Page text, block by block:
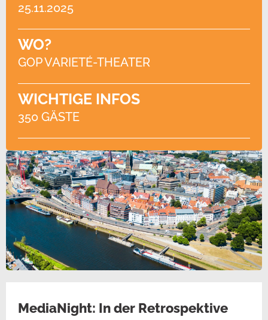
25.11.2025
WO?
GOP VARIETÉ-THEATER
WICHTIGE INFOS
350 GÄSTE
MediaNight: In der Retrospektive